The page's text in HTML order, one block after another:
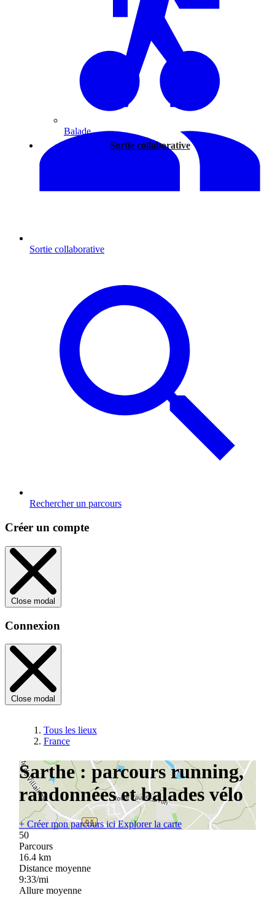
Balade
Sortie collaborative
Sortie collaborative
Rechercher un parcours
Créer un compte
Close modal
Connexion
Close modal
Tous les lieux
France
Sarthe : parcours running,
randonnées et balades vélo
+Créer mon parcours iciExplorer la carte
50
Parcours
16.4 km
Distance moyenne
9:33/mi
Allure moyenne